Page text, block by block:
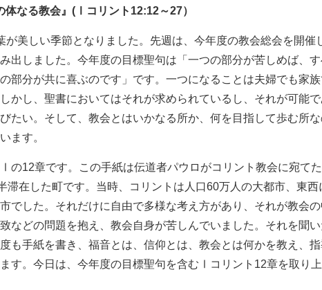
体なる教会』 (Ⅰコリント12:12～27）
美しい季節となりました。先週は、今年度の教会総会を開催
出しました。今年度の目標聖句は「一つの部分が苦しめば、
部分が共に喜ぶのです」です。一つになることは夫婦でも家
かし、聖書においてはそれが求められているし、それが可能で
たい。そして、教会とはいかなる所か、何を目指して歩む所
ます。
12章です。この手紙は伝道者パウロがコリント教会に宛て
滞在した町です。当時、コリントは人口60万人の大都市、東
でした。それだけに自由で多様な考え方があり、それが教会
などの問題を抱え、教会自身が苦しんでいました。それを聞
も手紙を書き、福音とは、信仰とは、教会とは何かを教え、
す。今日は、今年度の目標聖句を含むⅠコリント12章を取り